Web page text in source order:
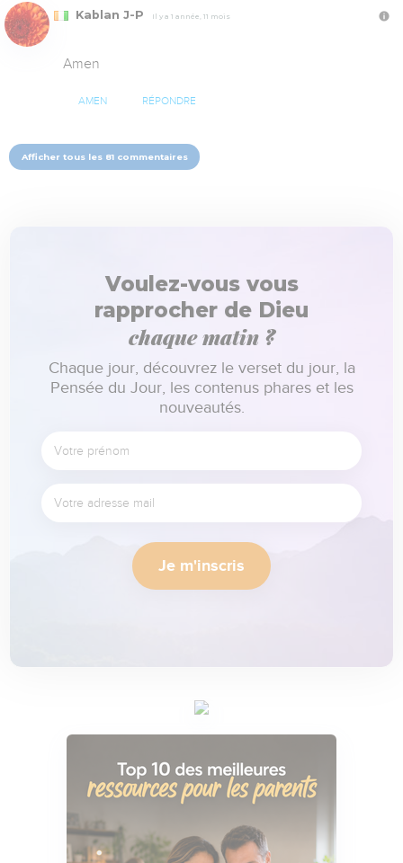
Kablan J-P Il y a 1 année, 11 mois
Amen
AMEN RÉPONDRE
Afficher tous les 81 commentaires
Voulez-vous vous
rapprocher de Dieu
chaque matin ?
Chaque jour, découvrez le verset du jour, la
Pensée du Jour, les contenus phares et les
nouveautés.
Je m'inscris